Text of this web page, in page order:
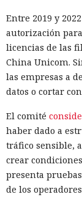
Entre 2019 y
autorización
licencias de las
China Unicom.
las empresas a
datos o cortar
El comité
haber dado a
tráfico sensible,
crear
presenta
de los
pantalla gigante
bloquearía parte
sobrecaliente.
colosal, por eso
contrapeso
punto necesario
solar.
Cuando el Sol
bastará. Será
alejada. Para
asteroides u
gravedad